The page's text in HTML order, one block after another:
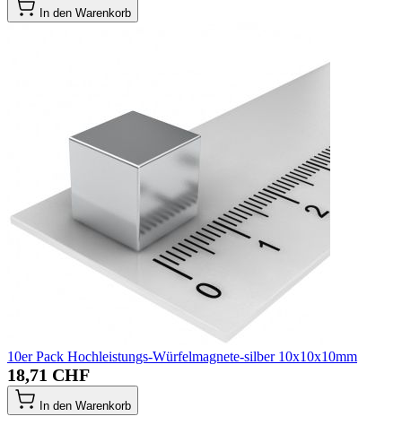
In den Warenkorb
10er Pack Hochleistungs-Würfelmagnete-silber 10x10x10mm
18,71 CHF
In den Warenkorb